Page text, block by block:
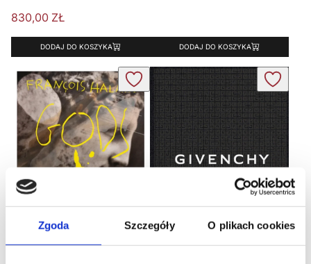
Zgoda Szczegóły O plikach cookies
830,00 ZŁ
DODAJ DO KOSZYKA DODAJ DO KOSZYKA